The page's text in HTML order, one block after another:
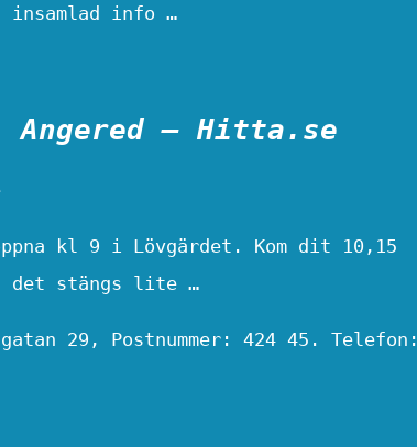
insamlad info …
Angered – Hitta.se
kl 9 i Lövgärdet. Kom dit 10,15
det stängs lite …
29, Postnummer: 424 45. Telefon: